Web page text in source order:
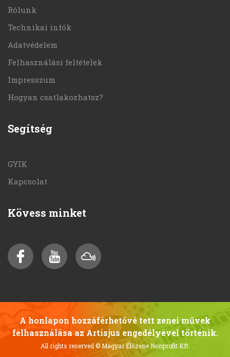
Rólunk
Technikai infók
Adatvédelem
Felhasználási feltételek
Impresszum
Hogyan csatlakozhatsz?
Segítség
GYIK
Kapcsolat
Kövess minket
A honlapon hozzáférhetővé tett zenei művek
felhasználása az Artisjus engedélyével történik.
All rights reserved© Magyar Élőzene Nonprofit Kft.